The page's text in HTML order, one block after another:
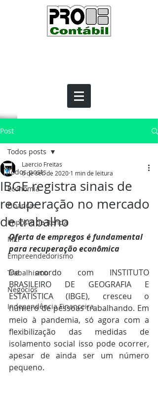
Post
Todos posts
Economia
Finanças
Imposto de Renda
MEi
Empreendedorismo
Trabalhismo
Negócios
Independência Financeira
Todos posts
IBGE registra sinais de
recuperação no mercado
de trabalho
Laercio Freitas
6 de set. de 2020 1 min de leitura
Oferta de empregos é fundamental
para recuperação econômica
De acordo com INSTITUTO
BRASILEIRO DE GEOGRAFIA E
ESTATÍSTICA (IBGE), cresceu o
número de pessoas trabalhando. Em
meio à pandemia, só agora com a
flexibilização das medidas de
isolamento social isso pode ocorrer,
apesar de ainda ser um número
pequeno.